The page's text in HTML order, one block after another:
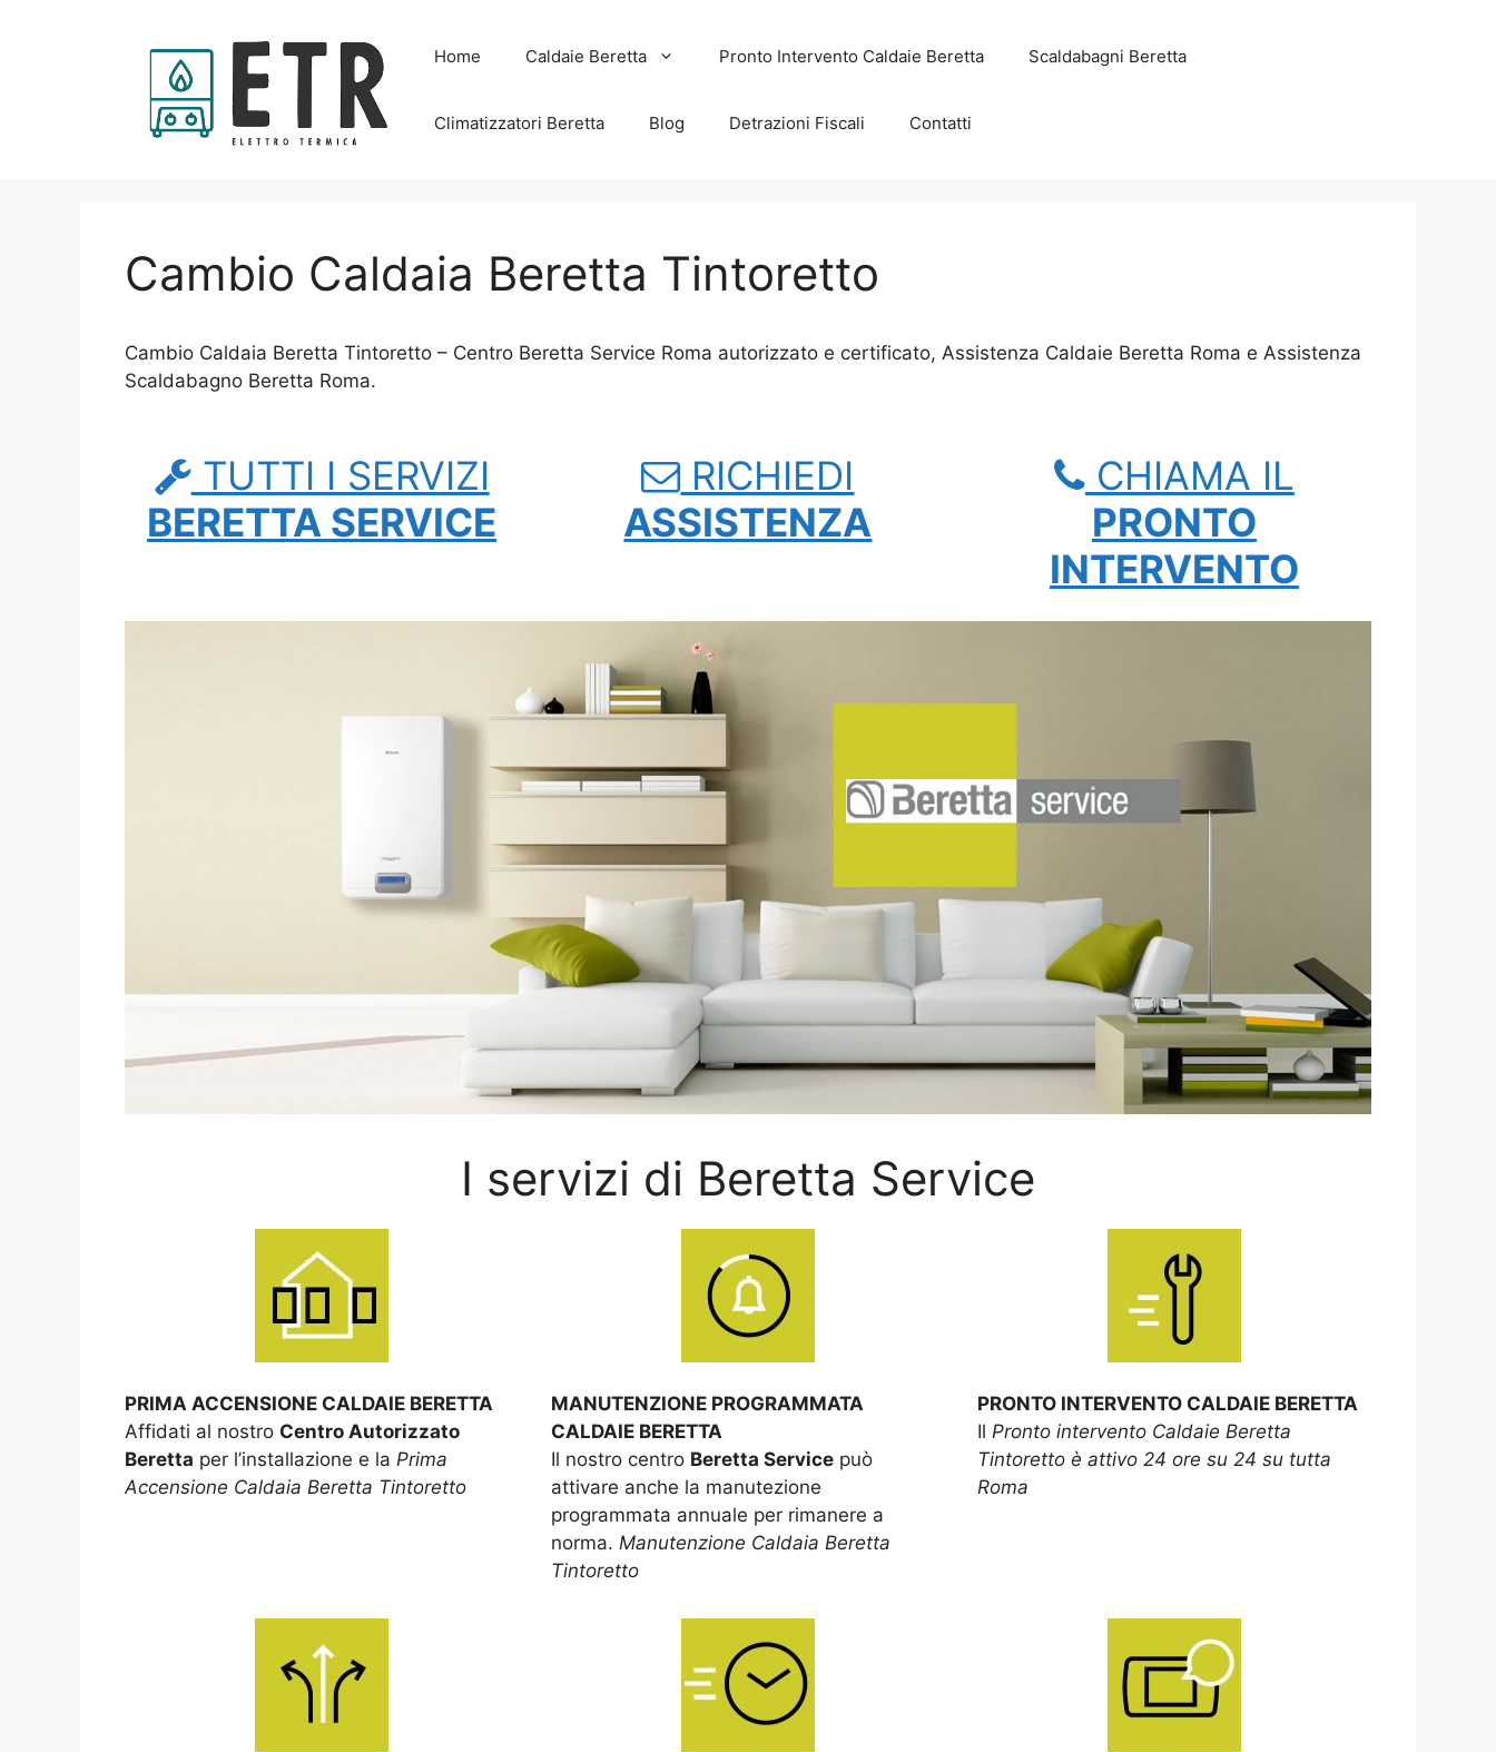
Home Caldaie Beretta Pronto Intervento Caldaie Beretta Scaldabagni Beretta
Climatizzatori Beretta Blog Detrazioni Fiscali Contatti
Cambio Caldaia Beretta Tintoretto
Cambio Caldaia Beretta Tintoretto – Centro Beretta Service Roma autorizzato e certificato, Assistenza Caldaie Beretta Roma e Assistenza
Scaldabagno Beretta Roma.
TUTTI I SERVIZI
BERETTA SERVICE
RICHIEDI
ASSISTENZA
CHIAMA IL
PRONTO
INTERVENTO
I servizi di Beretta Service
PRIMA ACCENSIONE CALDAIE BERETTA
Affidati al nostro Centro Autorizzato
Beretta per l’installazione e la Prima
Accensione Caldaia Beretta Tintoretto
MANUTENZIONE PROGRAMMATA
CALDAIE BERETTA
Il nostro centro Beretta Servicepuò
attivare anche la manutezione
programmata annuale per rimanere a
norma. Manutenzione Caldaia Beretta
Tintoretto
PRONTO INTERVENTO CALDAIE BERETTA
Il Pronto intervento Caldaie Beretta
Tintoretto è attivo 24 ore su 24 su tutta
Roma